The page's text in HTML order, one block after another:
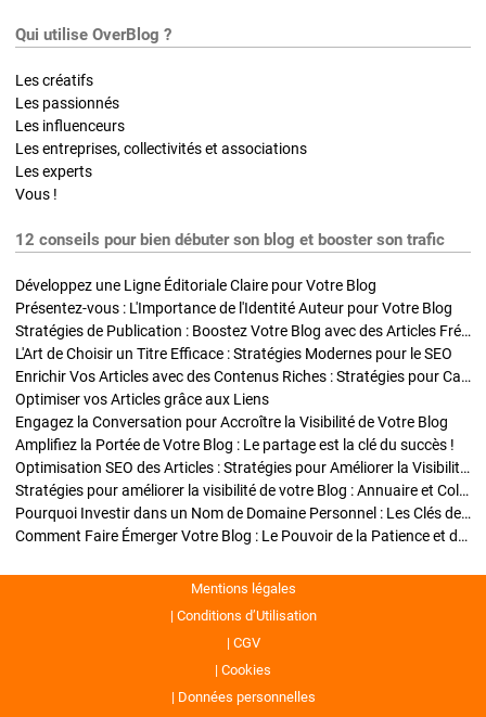
Qui utilise OverBlog ?
Les créatifs
Les passionnés
Les influenceurs
Les entreprises, collectivités et associations
Les experts
Vous !
12 conseils pour bien débuter son blog et booster son trafic
Développez une Ligne Éditoriale Claire pour Votre Blog
Présentez-vous : L'Importance de l'Identité Auteur pour Votre Blog
Stratégies de Publication : Boostez Votre Blog avec des Articles Fréquents et Exclusifs
L'Art de Choisir un Titre Efficace : Stratégies Modernes pour le SEO
Enrichir Vos Articles avec des Contenus Riches : Stratégies pour Captiver et Optimiser
Optimiser vos Articles grâce aux Liens
Engagez la Conversation pour Accroître la Visibilité de Votre Blog
Amplifiez la Portée de Votre Blog : Le partage est la clé du succès !
Optimisation SEO des Articles : Stratégies pour Améliorer la Visibilité de Votre Blog
Stratégies pour améliorer la visibilité de votre Blog : Annuaire et Collaborations
Pourquoi Investir dans un Nom de Domaine Personnel : Les Clés de la Réussite de Votre Blog
Comment Faire Émerger Votre Blog : Le Pouvoir de la Patience et de la Persévérance
Mentions légales
Conditions d’Utilisation
CGV
Cookies
Données personnelles